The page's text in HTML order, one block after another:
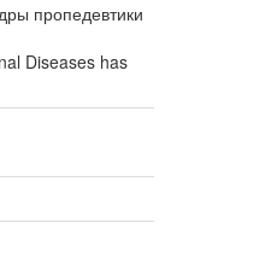
пропедевтики
Diseases has